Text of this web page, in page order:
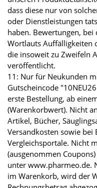
dass diese nur von
oder Dienstleistungen
haben. Bewertungen,
Wortlauts Auffälligkeiten
die insoweit zu Zweifeln
veröffentlicht.
11: Nur für Neukunden
Gutscheincode
erste Bestellung, ab
(Warenkorbwert). Nicht
Artikel, Bücher,
Versandkosten sowie bei
Vergleichsportale. Nicht
(ausgenommen
unter www.pharmeo.de.
im Warenkorb, wird der